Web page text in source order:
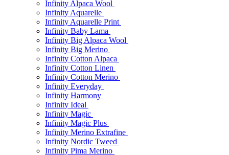
Infinity Alpaca Wool
Infinity Aquarelle
Infinity Aquarelle Print
Infinity Baby Lama
Infinity Big Alpaca Wool
Infinity Big Merino
Infinity Cotton Alpaca
Infinity Cotton Linen
Infinity Cotton Merino
Infinity Everyday
Infinity Harmony
Infinity Ideal
Infinity Magic
Infinity Magic Plus
Infinity Merino Extrafine
Infinity Nordic Tweed
Infinity Pima Merino